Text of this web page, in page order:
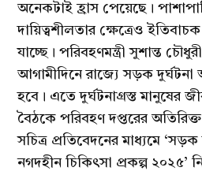
অনেকটাই হ্রাস পেয়েছে।
দায়িত্বশীলতার ক্ষেত্রেও
যাচ্ছে। পরিবহণমন্ত্রী সুশান্ত
আগামীদিনে রাজ্যে সড়ক
হবে। এতে দুর্ঘটনাগ্রস্ত মানুষের
বৈঠকে পরিবহণ দপ্তরের
সচিত্র প্রতিবেদনের মাধ্যমে ‘সড়ক
নগদহীন চিকিৎসা প্রকল্প ২০২৫’